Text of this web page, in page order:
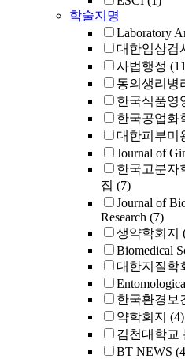
학술지명
Laboratory
대한임상검
사법행정
동의생리병
한국식품영
한국공업화
대한피부미
Journal of
한국고분자
집 (7)
Journal of
Research (7)
생약학회지
Biomedical
대한지질학
한국환경보
약학회지 (4)
김천대학교
BT NEWS